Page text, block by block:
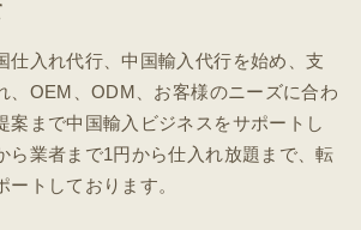
仕入れ代行、中国輸入代行を始め、支
、OEM、ODM、お客様のニーズに合わ
案まで中国輸入ビジネスをサポートし
ら業者まで1円から仕入れ放題まで、転
トしております。